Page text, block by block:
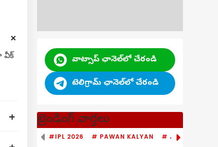
వీక్
వాట్సాప్ ఛానెల్‌లో చేరండి
టెలిగ్రామ్ ఛానెల్‌లో చేరండి
ట్రెండింగ్ వార్తలు
#IPL 2026 # PAWAN KALYAN # JAGAN